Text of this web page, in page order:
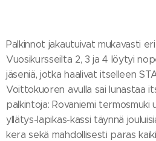
Palkinnot jakautuivat mukavasti
Vuosikursseilta 2, 3 ja 4 löytyi
jäseniä, jotka haalivat itselleen
Voittokuoren avulla sai lunastaa
palkintoja: Rovaniemi termosmuki
yllätys-lapikas-kassi täynnä
kera sekä mahdollisesti paras